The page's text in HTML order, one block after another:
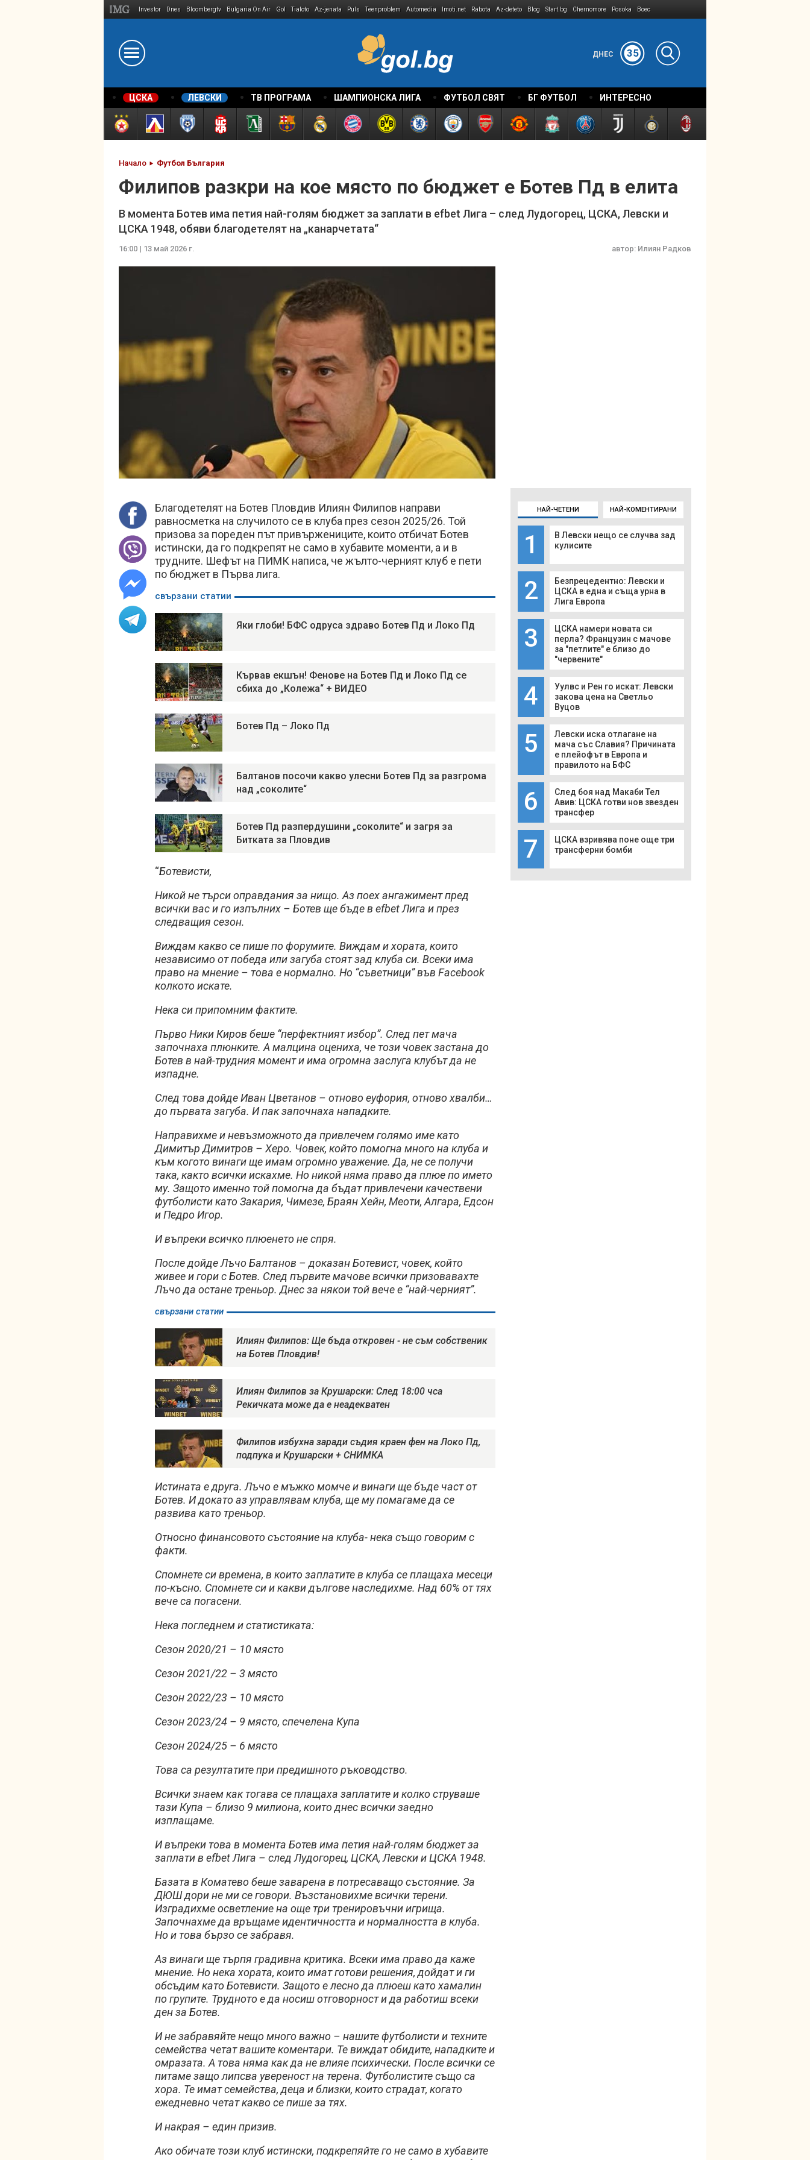
Investor Dnes Bloombergtv Bulgaria On Air Gol Tialoto Az-jenata Puls Teenproblem Automedia Imoti.net Rabota Az-deteto Blog Start.bg Chernomore Posoka Boec
ДНЕС 35
ЦСКА ЛЕВСКИ ТВ ПРОГРАМА ШАМПИОНСКА ЛИГА ФУТБОЛ СВЯТ БГ ФУТБОЛ ИНТЕРЕСНО
Начало Футбол България
Филипов разкри на кое място по бюджет е Ботев Пд в елита
В момента Ботев има петия най-голям бюджет за заплати в efbet Лига – след Лудогорец, ЦСКА, Левски и
ЦСКА 1948, обяви благодетелят на „канарчетата“
16:00 | 13 май 2026 г. автор: Илиян Радков
Благодетелят на Ботев Пловдив Илиян Филипов направи
равносметка на случилото се в клуба през сезон 2025/26. Той
призова за пореден път привържениците, които отбичат Ботев
истински, да го подкрепят не само в хубавите моменти, а и в
трудните. Шефът на ПИМК написа, че жълто-черният клуб е пети
по бюджет в Първа лига.
свързани статии
Яки глоби! БФС одруса здраво Ботев Пд и Локо Пд
Кървав екшън! Фенове на Ботев Пд и Локо Пд се
сбиха до „Колежа“ + ВИДЕО
Ботев Пд – Локо Пд
Балтанов посочи какво улесни Ботев Пд за разгрома
над „соколите“
Ботев Пд разпердушини „соколите“ и загря за
Битката за Пловдив
“Ботевисти,
Никой не търси оправдания за нищо. Аз поех ангажимент пред
всички вас и го изпълних – Ботев ще бъде в efbet Лига и през
следващия сезон.
Виждам какво се пише по форумите. Виждам и хората, които
независимо от победа или загуба стоят зад клуба си. Всеки има
право на мнение – това е нормално. Но “съветници” във Facebook
колкото искате.
Нека си припомним фактите.
Първо Ники Киров беше “перфектният избор”. След пет мача
започнаха плюнките. А малцина оцениха, че този човек застана до
Ботев в най-трудния момент и има огромна заслуга клубът да не
изпадне.
След това дойде Иван Цветанов – отново еуфория, отново хвалби…
до първата загуба. И пак започнаха нападките.
Направихме и невъзможното да привлечем голямо име като
Димитър Димитров – Херо. Човек, който помогна много на клуба и
към когото винаги ще имам огромно уважение. Да, не се получи
така, както всички искахме. Но никой няма право да плюе по името
му. Защото именно той помогна да бъдат привлечени качествени
футболисти като Закария, Чимезе, Браян Хейн, Меоти, Алгара, Едсон
и Педро Игор.
И въпреки всичко плюенето не спря.
После дойде Лъчо Балтанов – доказан Ботевист, човек, който
живее и гори с Ботев. След първите мачове всички призовавахте
Лъчо да остане треньор. Днес за някои той вече е “най-черният”.
свързани статии
Илиян Филипов: Ще бъда откровен - не съм собственик
на Ботев Пловдив!
Илиян Филипов за Крушарски: След 18:00 чса
Рекичката може да е неадекватен
Филипов избухна заради съдия краен фен на Локо Пд,
подпука и Крушарски + СНИМКА
Истината е друга. Лъчо е мъжко момче и винаги ще бъде част от
Ботев. И докато аз управлявам клуба, ще му помагаме да се
развива като треньор.
Относно финансовото състояние на клуба- нека също говорим с
факти.
Спомнете си времена, в които заплатите в клуба се плащаха месеци
по-късно. Спомнете си и какви дългове наследихме. Над 60% от тях
вече са погасени.
Нека погледнем и статистиката:
Сезон 2020/21 – 10 място
Сезон 2021/22 – 3 място
Сезон 2022/23 – 10 място
Сезон 2023/24 – 9 място, спечелена Купа
Сезон 2024/25 – 6 място
Това са резултатите при предишното ръководство.
Всички знаем как тогава се плащаха заплатите и колко струваше
тази Купа – близо 9 милиона, които днес всички заедно
изплащаме.
И въпреки това в момента Ботев има петия най-голям бюджет за
заплати в efbet Лига – след Лудогорец, ЦСКА, Левски и ЦСКА 1948.
Базата в Коматево беше заварена в потресаващо състояние. За
ДЮШ дори не ми се говори. Възстановихме всички терени.
Изградихме осветление на още три тренировъчни игрища.
Започнахме да връщаме идентичността и нормалността в клуба.
Но и това бързо се забравя.
Аз винаги ще търпя градивна критика. Всеки има право да каже
мнение. Но нека хората, които имат готови решения, дойдат и ги
обсъдим като Ботевисти. Защото е лесно да плюеш като хамалин
по групите. Трудното е да носиш отговорност и да работиш всеки
ден за Ботев.
И не забравяйте нещо много важно – нашите футболисти и техните
семейства четат вашите коментари. Те виждат обидите, нападките и
омразата. А това няма как да не влияе психически. После всички се
питаме защо липсва увереност на терена. Футболистите също са
хора. Те имат семейства, деца и близки, които страдат, когато
ежедневно четат какво се пише за тях.
И накрая – един призив.
Ако обичате този клуб истински, подкрепяйте го не само в хубавите
НАЙ-ЧЕТЕНИ НАЙ-КОМЕНТИРАНИ
1
В Левски нещо се случва зад
кулисите
2
Безпрецедентно: Левски и
ЦСКА в една и съща урна в
Лига Европа
3
ЦСКА намери новата си
перла? Французин с мачове
за "петлите" е близо до
"червените"
4
Уулвс и Рен го искат: Левски
закова цена на Светльо
Вуцов
5
Левски иска отлагане на
мача със Славия? Причината
е плейофът в Европа и
правилото на БФС
6
След боя над Макаби Тел
Авив: ЦСКА готви нов звезден
трансфер
7
ЦСКА взривява поне още три
трансферни бомби